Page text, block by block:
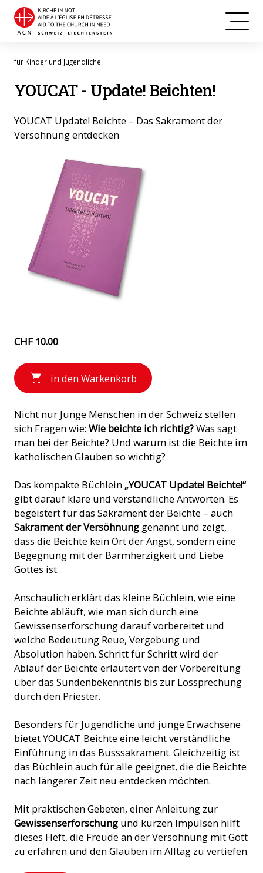
für Kinder und Jugendliche
YOUCAT - Update! Beichten!
YOUCAT Update! Beichte – Das Sakrament der
Versöhnung entdecken
CHF 10.00
in den Warkenkorb
Nicht nur Junge Menschen in der Schweiz stellen
sich Fragen wie: Wie beichte ich richtig?Was sagt
man bei der Beichte? Und warum ist die Beichte im
katholischen Glauben so wichtig?
Das kompakte Büchlein „YOUCAT Update! Beichte!“
gibt darauf klare und verständliche Antworten. Es
begeistert für das Sakrament der Beichte – auch
Sakrament der Versöhnung genannt und zeigt,
dass die Beichte kein Ort der Angst, sondern eine
Begegnung mit der Barmherzigkeit und Liebe
Gottes ist.
Anschaulich erklärt das kleine Büchlein, wie eine
Beichte abläuft, wie man sich durch eine
Gewissenserforschung darauf vorbereitet und
welche Bedeutung Reue, Vergebung und
Absolution haben. Schritt für Schritt wird der
Ablauf der Beichte erläutert von der Vorbereitung
über das Sündenbekenntnis bis zur Lossprechung
durch den Priester.
Besonders für Jugendliche und junge Erwachsene
bietet YOUCAT Beichte eine leicht verständliche
Einführung in das Busssakrament. Gleichzeitig ist
das Büchlein auch für alle geeignet, die die Beichte
nach längerer Zeit neu entdecken möchten.
Mit praktischen Gebeten, einer Anleitung zur
Gewissenserforschung und kurzen Impulsen hilft
dieses Heft, die Freude an der Versöhnung mit Gott
zu erfahren und den Glauben im Alltag zu vertiefen.